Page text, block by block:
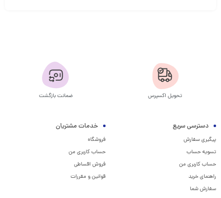
تحویل اکسپرس ضمانت بازگشت
دسترسی سریع
پیگیری سفارش
تسویه حساب
حساب کاربری من
راهنمای خرید
سفارش شما
خدمات مشتریان
فروشگاه
حساب کاربری من
فروش اقساطی
قوانین و مقررات